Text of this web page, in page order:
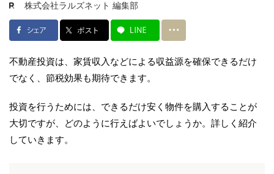
株式会社ラルズネット 編集部
不動産投資は、家賃収入などによる収益源を確保できるだけ
でなく、節税効果も期待できます。
投資を行うためには、できるだけ安く物件を購入することが
大切ですが、どのように行えばよいでしょうか。詳しく紹介
していきます。